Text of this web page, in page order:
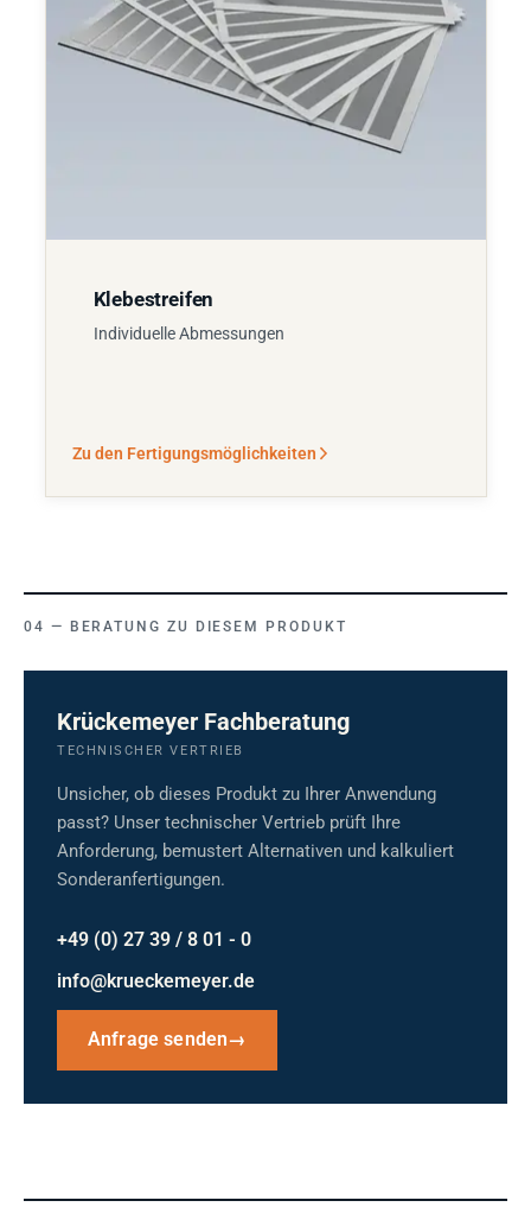
Klebestreifen
Individuelle Abmessungen
Zu den Fertigungsmöglichkeiten
BERATUNG ZU DIESEM PRODUKT
Krückemeyer Fachberatung
TECHNISCHER VERTRIEB
Unsicher, ob dieses Produkt zu Ihrer Anwendung
passt? Unser technischer Vertrieb prüft Ihre
Anforderung, bemustert Alternativen und kalkuliert
Sonderanfertigungen.
+49 (0) 27 39 / 8 01 - 0
info@krueckemeyer.de
Anfrage senden→